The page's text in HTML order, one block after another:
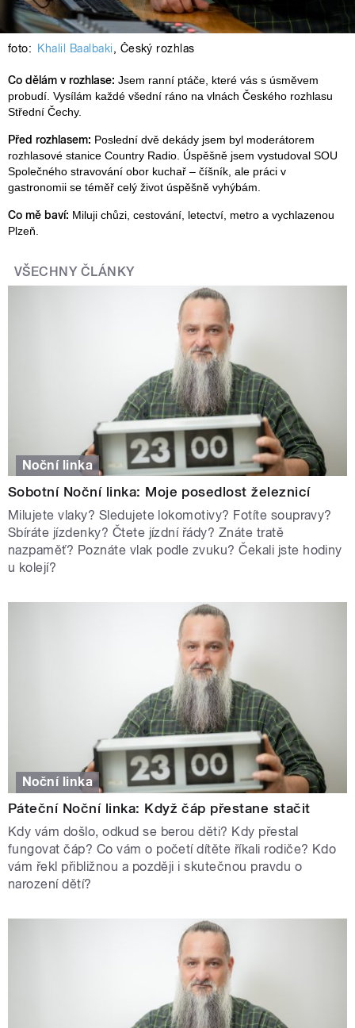
foto: Khalil Baalbaki, Český rozhlas
Co dělám v rozhlase: Jsem ranní ptáče, které vás s úsměvem
probudí. Vysílám každé všední ráno na vlnách Českého rozhlasu
Střední Čechy.
Před rozhlasem: Poslední dvě dekády jsem byl moderátorem
rozhlasové stanice Country Radio. Úspěšně jsem vystudoval SOU
Společného stravování obor kuchař – číšník, ale práci v
gastronomii se téměř celý život úspěšně vyhýbám.
Co mě baví: Miluji chůzi, cestování, letectví, metro a vychlazenou
Plzeň.
VŠECHNY ČLÁNKY
Noční linka
Sobotní Noční linka: Moje posedlost železnicí
Milujete vlaky? Sledujete lokomotivy? Fotíte soupravy?
Sbíráte jízdenky? Čtete jízdní řády? Znáte tratě
nazpaměť? Poznáte vlak podle zvuku? Čekali jste hodiny
u kolejí?
Noční linka
Páteční Noční linka: Když čáp přestane stačit
Kdy vám došlo, odkud se berou děti? Kdy přestal
fungovat čáp? Co vám o početí dítěte říkali rodiče? Kdo
vám řekl přibližnou a později i skutečnou pravdu o
narození dětí?